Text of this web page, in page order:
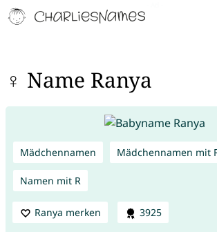
♀ Name Ranya
Mädchennamen Mädchennamen mit
Namen mit R
Ranya merken 3925